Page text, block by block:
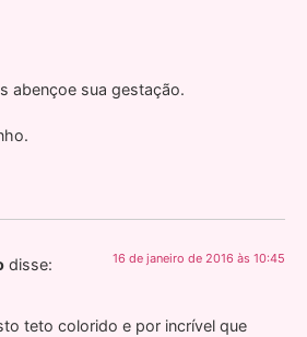
abençoe sua gestação.
disse: 16 de janeiro de 2016 às 10:45
teto colorido e por incrível que